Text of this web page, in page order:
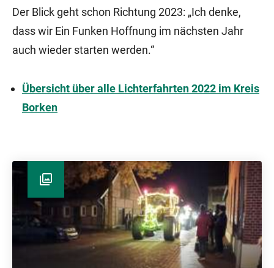
Der Blick geht schon Richtung 2023: „Ich denke,
dass wir Ein Funken Hoffnung im nächsten Jahr
auch wieder starten werden.“
Übersicht über alle Lichterfahrten 2022 im Kreis
Borken